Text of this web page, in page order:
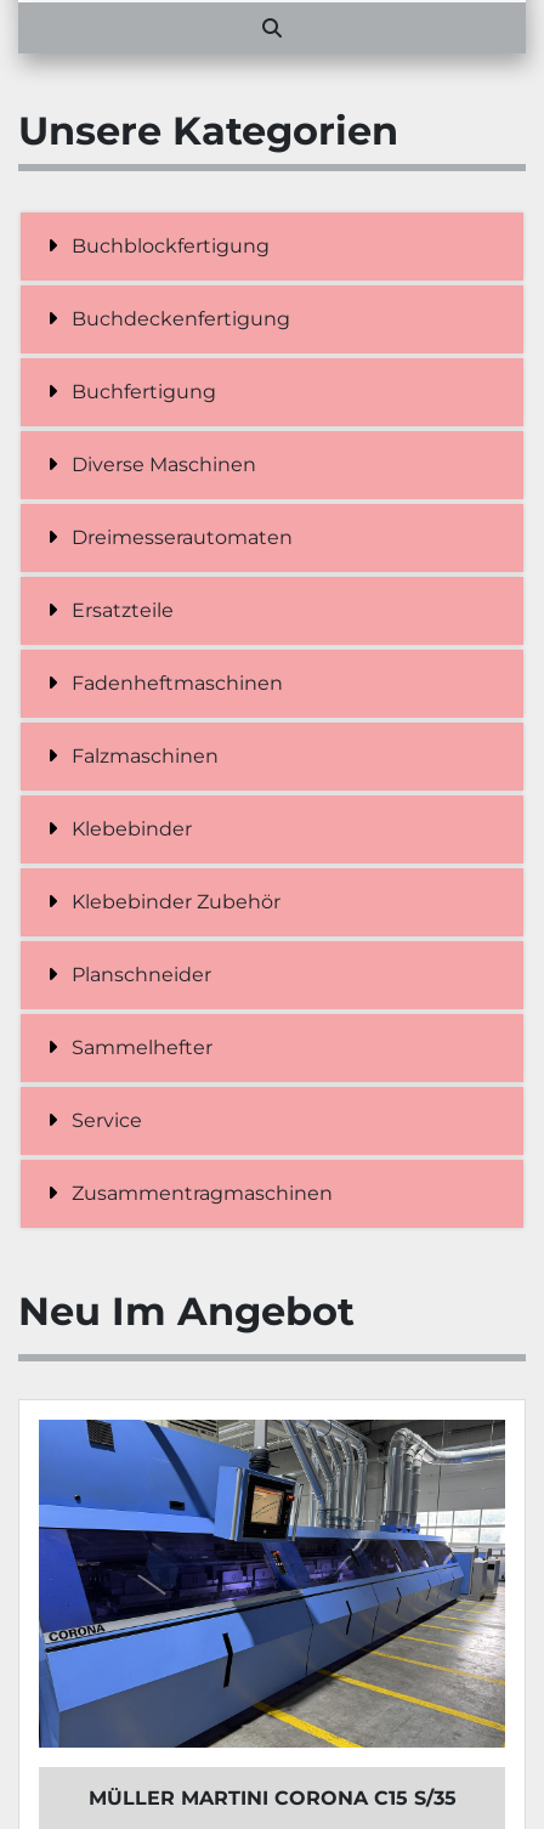
Unsere Kategorien
Buchblockfertigung
Buchdeckenfertigung
Buchfertigung
Diverse Maschinen
Dreimesserautomaten
Ersatzteile
Fadenheftmaschinen
Falzmaschinen
Klebebinder
Klebebinder Zubehör
Planschneider
Sammelhefter
Service
Zusammentragmaschinen
Neu Im Angebot
MÜLLER MARTINI CORONA C15 S/35